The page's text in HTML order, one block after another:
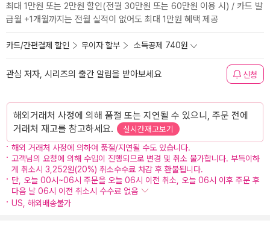
최대 1만원 또는 2만원 할인(전월 30만원 또는 60만원 이용 시) / 카드 발
급월 +1개월까지는 전월 실적이 없어도 최대 1만원 혜택 제공
카드/간편결제 할인 무이자 할부 소득공제 740원
관심 저자, 시리즈의 출간 알림을 받아보세요 신청
해외거래처 사정에 의해 품절 또는 지연될 수 있으니, 주문 전에
거래처 재고를 참고하세요.
실시간재고보기
해외 거래처 사정에 의하여 품절/지연될 수도 있습니다.
고객님의 요청에 의해 수입이 진행되므로 변경 및 취소 불가합니다. 부득이하
게 취소시 3,252원(20%) 취소수수료 차감 후 환불됩니다.
단, 오늘 00시~06시 주문을 오늘 06시 이전 취소, 오늘 06시 이후 주문 후
다음 날 06시 이전 취소시 수수료 없음
US, 해외배송불가